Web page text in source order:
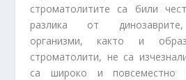
строматолитите са били
разлика от динозаврите,
организми, както и
строматолити, не са
са широко и повсеместно